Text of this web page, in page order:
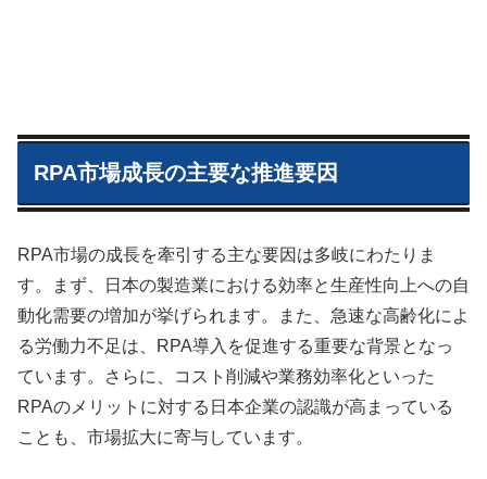
RPA市場成長の主要な推進要因
RPA市場の成長を牽引する主な要因は多岐にわたりま
す。まず、日本の製造業における効率と生産性向上への自
動化需要の増加が挙げられます。また、急速な高齢化によ
る労働力不足は、RPA導入を促進する重要な背景となっ
ています。さらに、コスト削減や業務効率化といった
RPAのメリットに対する日本企業の認識が高まっている
ことも、市場拡大に寄与しています。